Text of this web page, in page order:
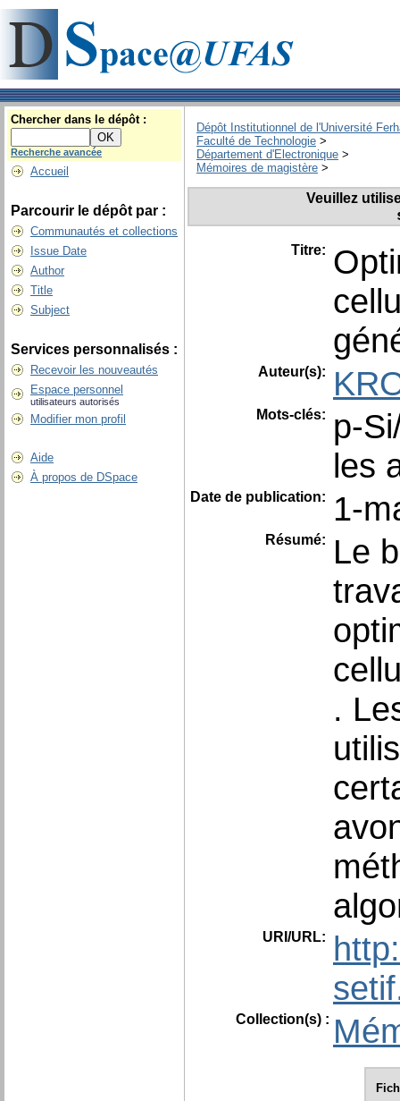
Chercher dans le dépôt :
Recherche avancée
Accueil
Parcourir le dépôt par :
Communautés et collections
Issue Date
Author
Title
Subject
Services personnalisés :
Recevoir les nouveautés
Espace personnel
utilisateurs autorisés
Modifier mon profil
Aide
À propos de DSpace
Dépôt Institutionnel de l'Université
Faculté de Technologie >
Département d'Electronique >
Mémoires de magistère >
Veuillez
Titre:
Auteur(s):
Mots-clés:
p-
les
Date de publication: 1-
Résumé:
Le
.
URI/URL:
Collection(s) :